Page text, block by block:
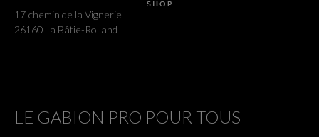
17 chemin de la Vignerie
26160 La Bâtie-Rolland
LE GABION PRO POUR TOUS